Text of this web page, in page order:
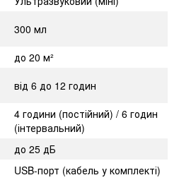
300 мл
до 20 м²
від 6 до 12 годин
4 години (постійний) / 6 годин
(інтервальний)
до 25 дБ
USB-порт (кабель у комплекті)